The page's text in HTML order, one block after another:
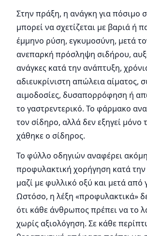
Στην πράξη, η ανάγκη για πόσιμο
μπορεί να σχετίζεται με βαριά ή
έμμηνο ρύση, εγκυμοσύνη, μετά
ανεπαρκή πρόσληψη σιδήρου,
ανάγκες κατά την ανάπτυξη,
αδιευκρίνιστη απώλεια αίματος,
αιμοδοσίες, δυσαπορρόφηση ή
το γαστρεντερικό. Το φάρμακο
τον σίδηρο, αλλά δεν εξηγεί μόνο
χάθηκε ο σίδηρος.
Το φύλλο οδηγιών αναφέρει ακόμη
προφυλακτική χορήγηση κατά
μαζί με φυλλικό οξύ και μετά από
Ωστόσο, η λέξη «προφυλακτικά»
ότι κάθε άνθρωπος πρέπει να το
χωρίς αξιολόγηση. Σε κάθε